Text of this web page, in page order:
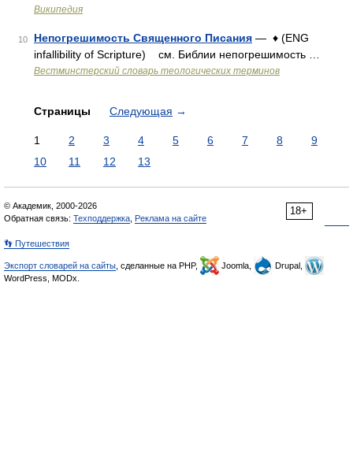
Википедия
10 Непогрешимость Священного Писания — ♦ (ENG
infallibility of Scripture) см. Библии непогрешимость …
Вестминстерский словарь теологических терминов
Страницы Следующая →
1 2 3 4 5 6 7 8
9
10
11 12 13
18+
© Академик, 2000-2026
Обратная связь: Техподдержка Реклама на сайте
👣 Путешествия
Экспорт словарей на сайты , сделанные на PHP, Joomla,
Drupal,
WordPress, MODx.